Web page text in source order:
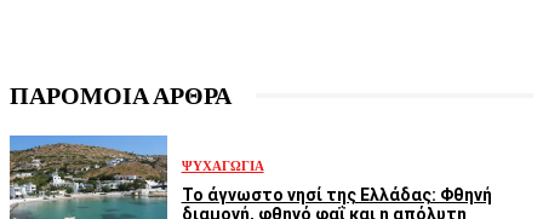
ΠΑΡΟΜΟΙΑ ΑΡΘΡΑ
ΨΥΧΑΓΩΓΊΑ
Το άγνωστο νησί της Ελλάδας: Φθηνή
διαμονή, φθηνό φαΐ και η απόλυτη